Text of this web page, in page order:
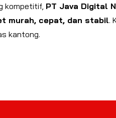
kompetitif, PT Java Digital
murah, cepat, dan stabil.
kantong.